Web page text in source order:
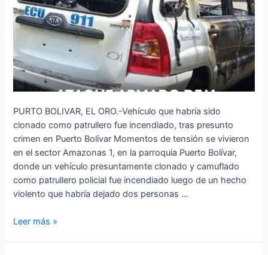
PURTO BOLIVAR, EL ORO.-Vehículo que habría sido
clonado como patrullero fue incendiado, tras presunto
crimen en Puerto Bolívar Momentos de tensión se vivieron
en el sector Amazonas 1, en la parroquia Puerto Bolívar,
donde un vehículo presuntamente clonado y camuflado
como patrullero policial fue incendiado luego de un hecho
violento que habría dejado dos personas …
Leer más »